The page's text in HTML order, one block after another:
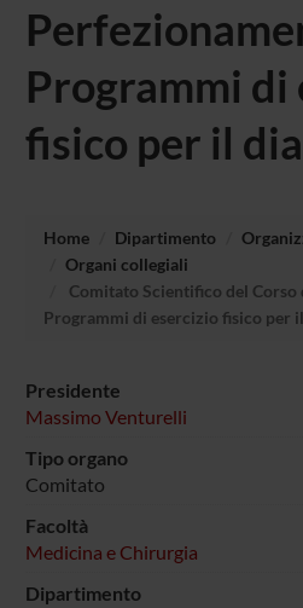
Programmi di
fisico per il
Home Dipartimento
Organi collegiali
Comitato Scientifico del
Programmi di esercizio fisico per
Presidente
Massimo Venturelli
Tipo organo
Comitato
Facoltà
Medicina e Chirurgia
Dipartimento